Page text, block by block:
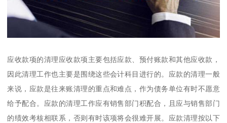
应收款项的清理应收款项主要包括应款、预付账款和其他应收款，
因此清理工作也主要是围绕这些会计科目进行的。应款的清理一般
来说，应款是往来账清理的重点和难点，作为债务单位有时不愿意
给予配合。应款的清理工作应有销售部门积配合，且应与销售部门
的绩效考核相联系，否则有时该项将会很难开展。应款清理按以下